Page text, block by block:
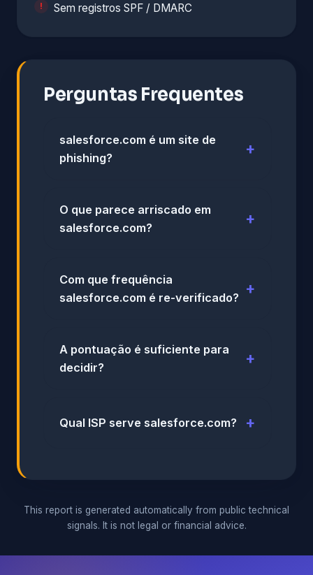
Sem registros SPF / DMARC
Perguntas Frequentes
salesforce.com é um site de
phishing?
O que parece arriscado em
salesforce.com?
Com que frequência
salesforce.com é re-verificado?
A pontuação é suficiente para
decidir?
Qual ISP serve salesforce.com?
This report is generated automatically from public technical
signals. It is not legal or financial advice.